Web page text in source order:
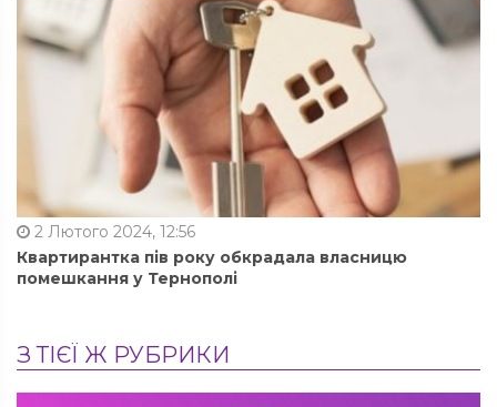
2 Лютого 2024, 12:56
Квартирантка пів року обкрадала власницю
помешкання у Тернополі
З ТІЄЇ Ж РУБРИКИ